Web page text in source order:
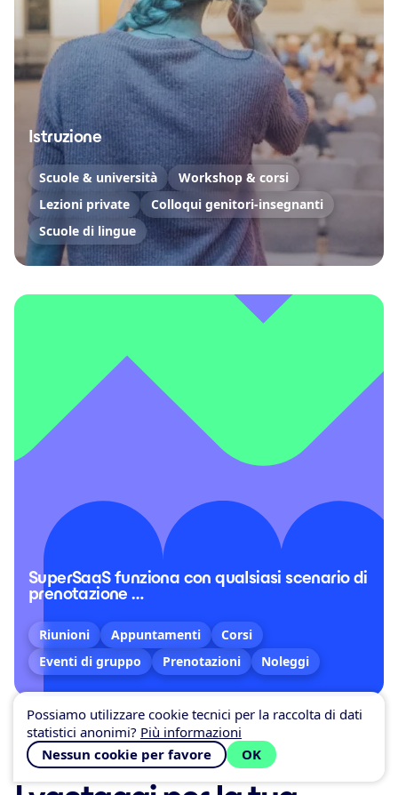
Istruzione
Scuole & università
Workshop & corsi
Lezioni private
Colloqui genitori-insegnanti
Scuole di lingue
SuperSaaS funziona con qualsiasi scenario di
prenotazione …
Riunioni Appuntamenti
Corsi
Eventi di gruppo
Prenotazioni Noleggi
Possiamo utilizzare cookie tecnici per la raccolta di dati
statistici anonimi? Più informazioni
Nessun cookie per favore
OK